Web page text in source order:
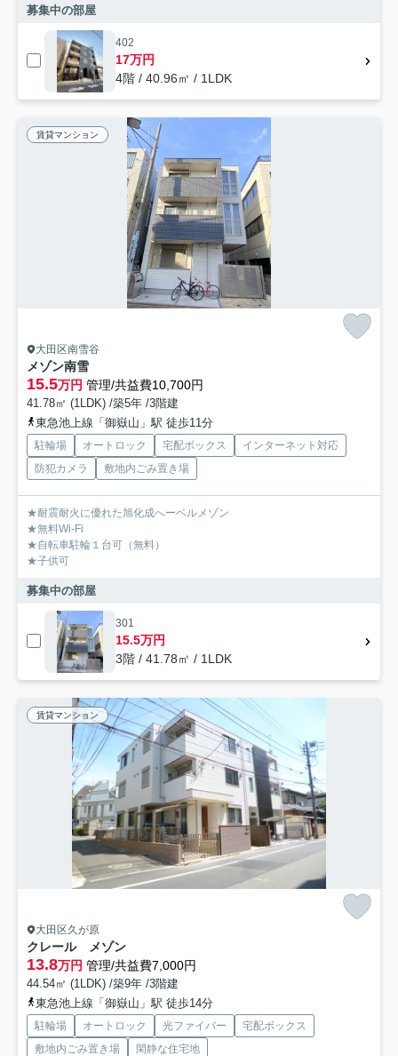
募集中の部屋
402
17万円
4階 / 40.96㎡ / 1LDK
賃貸マンション
大田区南雪谷
メゾン南雪
15.5万円 管理/共益費10,700円
41.78㎡ (1LDK) /築5年 /3階建
東急池上線「御嶽山」駅 徒歩11分
駐輪場 オートロック 宅配ボックス
インターネット対応
防犯カメラ
敷地内ごみ置き場
★耐震耐火に優れた旭化成へーベルメゾン
★無料Wi-Fi
★自転車駐輪１台可（無料）
★子供可
募集中の部屋
301
15.5万円
3階 / 41.78㎡ / 1LDK
賃貸マンション
大田区久が原
クレール メゾン
13.8万円 管理/共益費7,000円
44.54㎡ (1LDK) /築9年 /3階建
東急池上線「御嶽山」駅 徒歩14分
駐輪場 オートロック 光ファイバー
宅配ボックス
敷地内ごみ置き場
閑静な住宅地